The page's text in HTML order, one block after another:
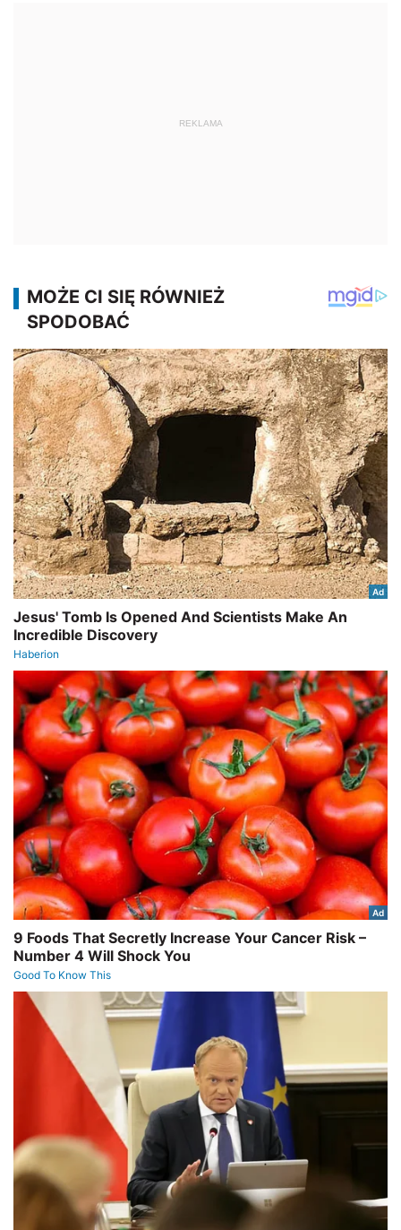
REKLAMA